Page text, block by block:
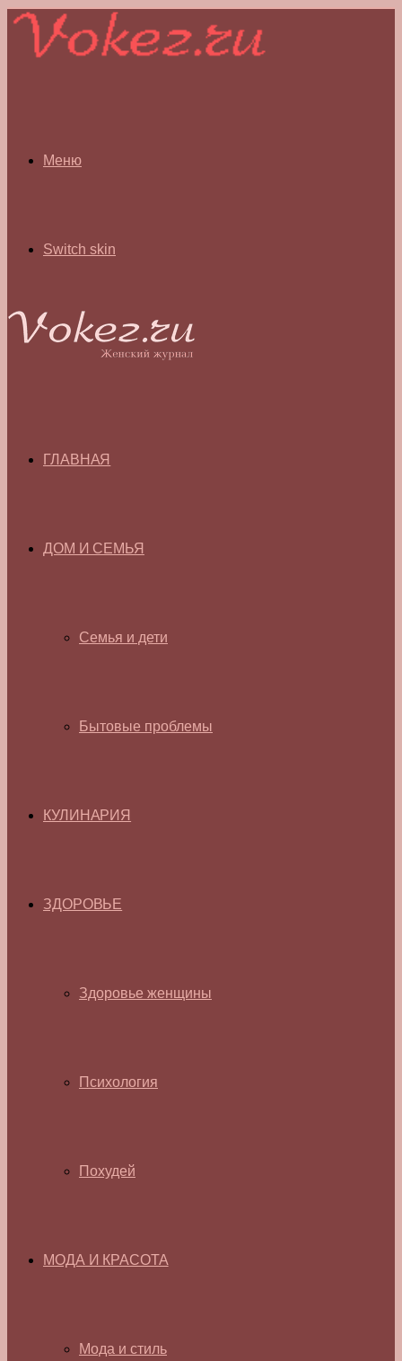
Меню
Switch skin
ГЛАВНАЯ
ДОМ И СЕМЬЯ
Семья и дети
Бытовые проблемы
КУЛИНАРИЯ
ЗДОРОВЬЕ
Здоровье женщины
Психология
Похудей
МОДА И КРАСОТА
Мода и стиль